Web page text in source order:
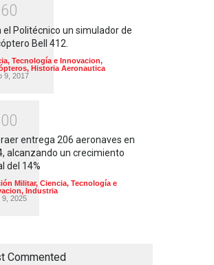
60
el Politécnico un simulador de
Bell 412.
Tecnología e Innovacion,
, Historia Aeronautica
9, 2017
00
entrega 206 aeronaves en
alcanzando un crecimiento
del 14%
Militar, Ciencia, Tecnología e
, Industria
9, 2025
Commented